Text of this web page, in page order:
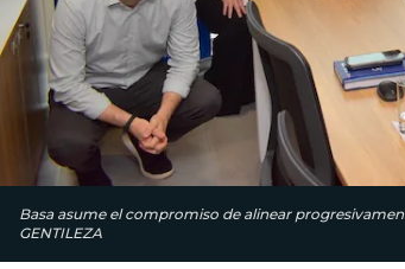
Basa asume el compromiso de alinear
GENTILEZA